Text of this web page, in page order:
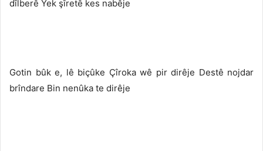
dîlberê Yek şîretê kes nabêje
Gotin bûk e, lê biçûke Çîroka wê pir dirêje Destê nojdar
brîndare Bin nenûka te dirêje